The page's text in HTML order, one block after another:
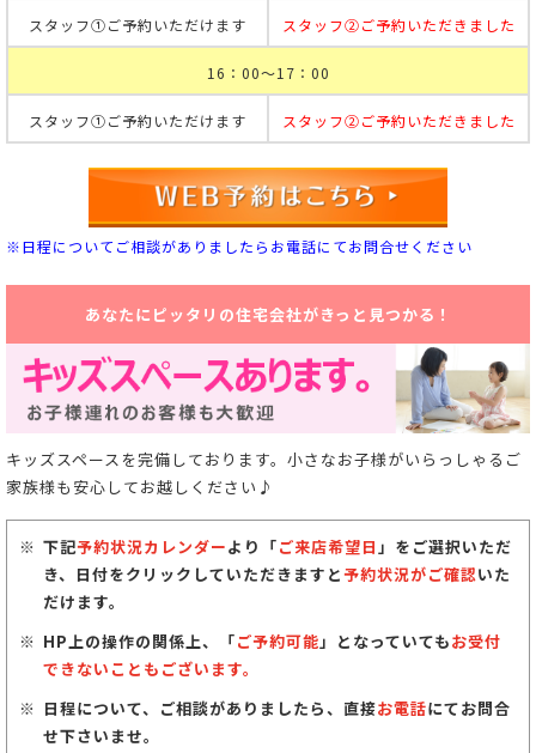
スタッフ①ご予約いただけます スタッフ②ご予約いただきました
16：00～17：00
スタッフ①ご予約いただけます スタッフ②ご予約いただきました
※日程についてご相談がありましたらお電話にてお問合せください
あなたにピッタリの住宅会社がきっと見つかる！
キッズスペースを完備しております。小さなお子様がいらっしゃるご
家族様も安心してお越しください♪
下記予約状況カレンダーより「ご来店希望日 」をご選択いただ
き、日付をクリックしていただきますと予約状況がご確認いた
だけます。
HP上の操作の関係上、「ご予約可能 」となっていてもお受付
できないこともございます。
日程について、ご相談がありましたら、直接お電話にてお問合
せ下さいませ。